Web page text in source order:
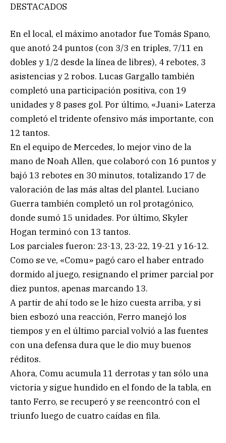
DESTACADOS
En el local, el máximo anotador fue Tomás Spano,
que anotó 24 puntos (con 3/3 en triples, 7/11 en
dobles y 1/2 desde la línea de libres), 4 rebotes, 3
asistencias y 2 robos. Lucas Gargallo también
completó una participación positiva, con 19
unidades y 8 pases gol. Por último, «Juani» Laterza
completó el tridente ofensivo más importante, con
12 tantos.
En el equipo de Mercedes, lo mejor vino de la
mano de Noah Allen, que colaboró con 16 puntos y
bajó 13 rebotes en 30 minutos, totalizando 17 de
valoración de las más altas del plantel. Luciano
Guerra también completó un rol protagónico,
donde sumó 15 unidades. Por último, Skyler
Hogan terminó con 13 tantos.
Los parciales fueron: 23-13, 23-22, 19-21 y 16-12.
Como se ve, «Comu» pagó caro el haber entrado
dormido al juego, resignando el primer parcial por
diez puntos, apenas marcando 13.
A partir de ahí todo se le hizo cuesta arriba, y si
bien esbozó una reacción, Ferro manejó los
tiempos y en el último parcial volvió a las fuentes
con una defensa dura que le dio muy buenos
réditos.
Ahora, Comu acumula 11 derrotas y tan sólo una
victoria y sigue hundido en el fondo de la tabla, en
tanto Ferro, se recuperó y se reencontró con el
triunfo luego de cuatro caídas en fila.